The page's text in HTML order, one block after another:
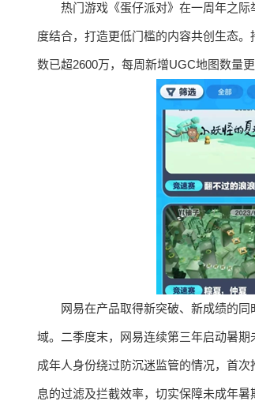
热门游戏《蛋仔派对》在一周年之
度结合，打造更低门槛的内容共创生态
数已超2600万，每周新增UGC地图数量
网易在产品取得新突破、新成绩的
域。二季度末，网易连续第三年启动暑
成年人身份绕过防沉迷监管的情况，首
息的过滤及拦截效率，切实保障未成年